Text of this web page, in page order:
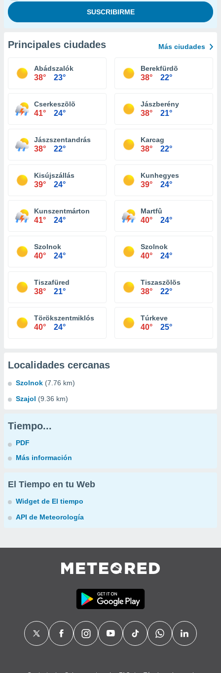
Principales ciudades Más ciudades
Abádszalók
38° 23°
Berekfürdõ
38° 22°
Cserkeszõlõ
41° 24°
Jászberény
38° 21°
Jászszentandrás
38° 22°
Karcag
38° 22°
Kisújszállás
39° 24°
Kunhegyes
39° 24°
Kunszentmárton
41° 24°
Martfû
40° 24°
Szolnok
40° 24°
Szolnok
40° 24°
Tiszafüred
38° 21°
Tiszaszõlõs
38° 22°
Törökszentmiklós
40° 24°
Túrkeve
40° 25°
Localidades cercanas
Szolnok (7.76 km)
Szajol (9.36 km)
Tiempo...
PDF
Más información
El Tiempo en tu Web
Widget de El tiempo
API de Meteorología